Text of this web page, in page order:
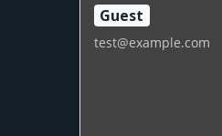
Guest
test@example.com